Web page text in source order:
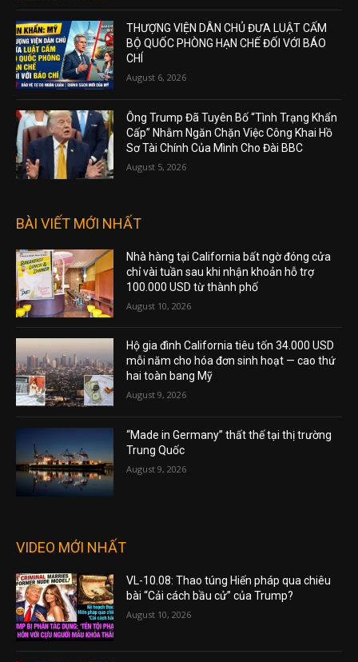
THƯỢNG VIỆN DÂN CHỦ ĐƯA LUẬT CẤM
BỘ QUỐC PHÒNG HẠN CHẾ ĐỐI VỚI BÁO
CHÍ
August 6, 2026
Ông Trump Đã Tuyên Bố “Tình Trạng Khẩn
Cấp” Nhằm Ngăn Chặn Việc Công Khai Hồ
Sơ Tài Chính Của Mình Cho Đài BBC
August 5, 2026
BÀI VIẾT MỚI NHẤT
Nhà hàng tại California bất ngờ đóng cửa
chỉ vài tuần sau khi nhận khoản hỗ trợ
100.000 USD từ thành phố
August 10, 2026
Hộ gia đình California tiêu tốn 34.000 USD
mỗi năm cho hóa đơn sinh hoạt — cao thứ
hai toàn bang Mỹ
August 9, 2026
“Made in Germany” thất thế tại thị trường
Trung Quốc
August 9, 2026
VIDEO MỚI NHẤT
VL-10.08: Thao túng Hiến pháp qua chiêu
bài “Cải cách bầu cử” của Trump?
August 10, 2026